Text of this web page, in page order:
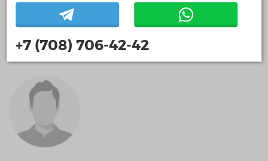
12 лет
Медиа волонтерство
+7 (708) 706-42-42